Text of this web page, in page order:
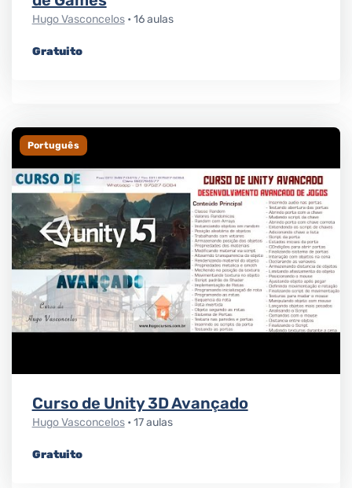
Hugo Vasconcelos • 16 aulas
Gratuito
Português
Curso de Unity 3D Avançado
Hugo Vasconcelos • 17 aulas
Gratuito